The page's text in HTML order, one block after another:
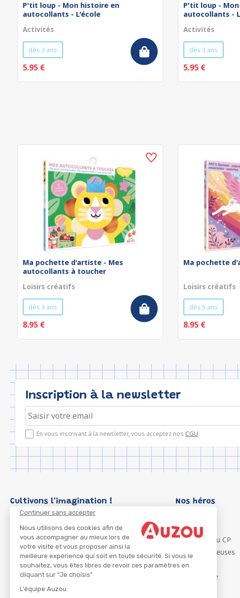
Continuer sans accepter
Nous utilisons des cookies afin de
vous accompagner au mieux lors de
votre visite et vous proposer ainsi la
meilleure expérience qui soit en toute sécurité. Si vous le
souhaitez, vous êtes libres de revoir ces paramètres en
cliquant sur "Je choisis"
L'équipe Auzou
P'tit loup - Mon histoire en
autocollants - L'école
Activités
dès 3 ans
5.95 €
P'tit loup -
autocollants -
Activités
dès 3 ans
5.95 €
Ma pochette d'artiste - Mes
autocollants à toucher
Loisirs créatifs
dès 3 ans
8.95 €
Ma pochette
Loisirs créatifs
dès 5 ans
8.95 €
Inscription à la newsletter
En vous inscrivant à la newsletter, vous acceptez nos CGU.
Cultivons l'imagination ! Nos héros
P'tit Loup
Les Héros du CP
Les Influenceuses
Migali
Petite Taupe